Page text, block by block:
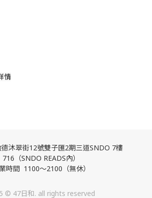
情
沐翠街12號雙子匯2期三道SNDO 7樓
716（SNDO READS內）
時間 1100～2100（無休）
© 47日和. all rights reserved